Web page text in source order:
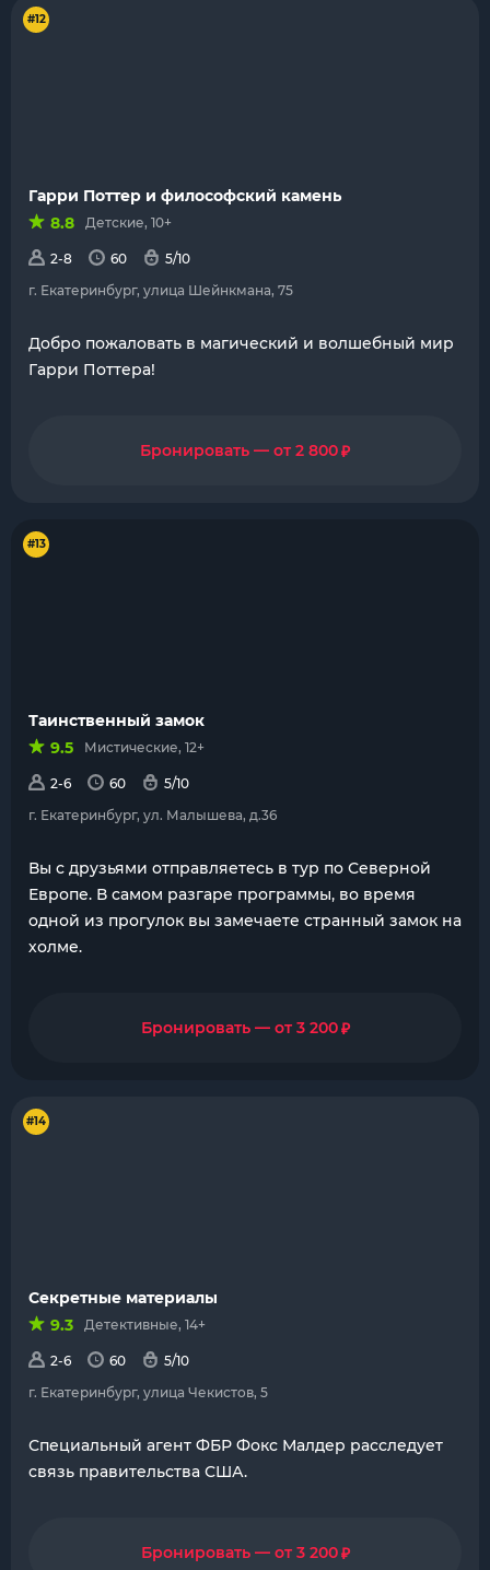
#12
Гарри Поттер и философский камень
8.8
Детские, 10+
2-8 60
5/10
г. Екатеринбург, улица Шейнкмана, 75
Добро пожаловать в магический и волшебный мир
Гарри Поттера!
Бронировать — от 2 800₽
#13
Таинственный замок
9.5
Мистические, 12+
2-6 60
5/10
г. Екатеринбург, ул. Малышева, д.36
Вы с друзьями отправляетесь в тур по Северной
Европе. В самом разгаре программы, во время
одной из прогулок вы замечаете странный замок на
холме.
Бронировать — от 3 200₽
#14
Секретные материалы
9.3
Детективные, 14+
2-6 60
5/10
г. Екатеринбург, улица Чекистов, 5
Специальный агент ФБР Фокс Малдер расследует
связь правительства США.
Бронировать — от 3 200₽